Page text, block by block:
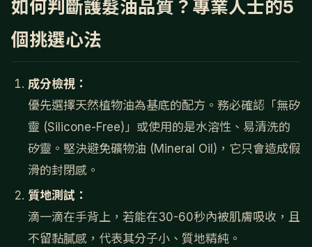
如何判斷護髮油品質？專業人士的5
個挑選心法
成分檢視：
優先選擇天然植物油為基底的配方。務必確認「無矽
靈 (Silicone-Free)」或使用的是水溶性、易清洗的
矽靈。堅決避免礦物油 (Mineral Oil)，它只會造成假
滑的封閉感。
質地測試：
滴一滴在手背上，若能在30-60秒內被肌膚吸收，且
不留黏膩感，代表其分子小、質地精純。